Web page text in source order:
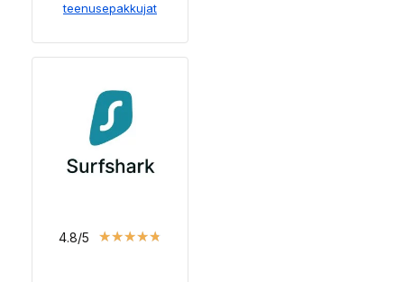
teenusepakkujat
4.8/5 ★★★★★